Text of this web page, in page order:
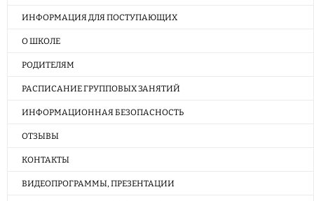
ИНФОРМАЦИЯ ДЛЯ ПОСТУПАЮЩИХ
О ШКОЛЕ
РОДИТЕЛЯМ
РАСПИСАНИЕ ГРУППОВЫХ ЗАНЯТИЙ
ИНФОРМАЦИОННАЯ БЕЗОПАСНОСТЬ
ОТЗЫВЫ
КОНТАКТЫ
ВИДЕОПРОГРАММЫ, ПРЕЗЕНТАЦИИ